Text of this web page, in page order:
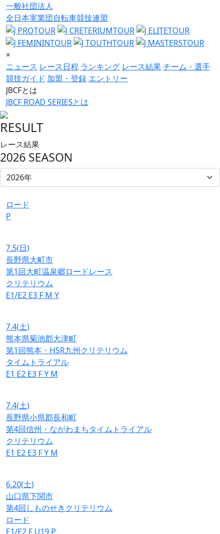
一般社団法人
全日本実業団自転車競技連盟
×
ニュース レース日程 ランキング レース結果チーム・選手
競技ガイド 加盟・登録 エントリー
JBCFとは
JBCF ROAD SERIESとは
RESULT
レース結果
2026 SEASON
ロード
P
7.5(日)
長野県大町市
第1回大町温泉郷ロードレース
クリテリウム
E1/E2 E3 F M Y
7.4(土)
熊本県菊池郡大津町
第1回熊本・HSR九州クリテリウム
タイムトライアル
E1 E2 E3 FY M
7.4(土)
長野県小県郡長和町
第4回信州・ながわまちタイムトライアル
クリテリウム
E1 E2 E3 FY M
6.20(土)
山口県下関市
第4回しものせきクリテリウム
ロード
E1/E2 F U19 P